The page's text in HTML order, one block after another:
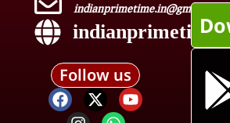
indianprimetime.in@gmail.com
Follow us